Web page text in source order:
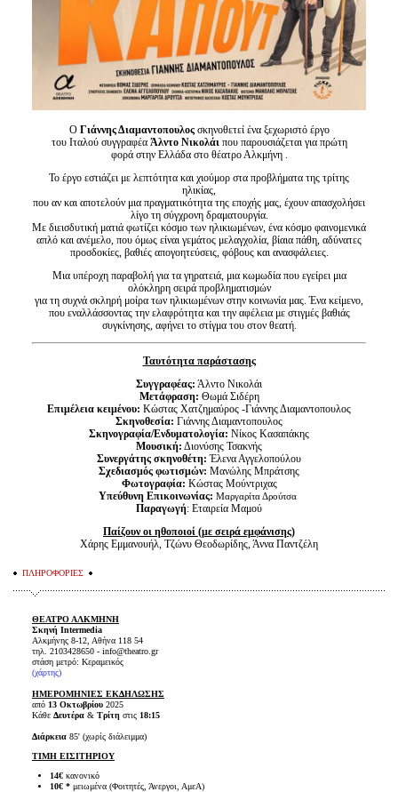
Ο Γιάννης Διαμαντοπουλοςσκηνοθετεί ένα ξεχωριστό έργο
του Ιταλού συγγραφέα Άλντο Νικολάι που παρουσιάζεται για πρώτη
φορά στην Ελλάδα στο θέατρο Αλκμήνη .
Το έργο εστιάζει με λεπτότητα και χιούμορ στα προβλήματα της τρίτης
ηλικίας,
που αν και αποτελούν μια πραγματικότητα της εποχής μας, έχουν απασχολήσει
λίγο τη σύγχρονη δραματουργία.
Mε διεισδυτική ματιά φωτίζει κόσμο των ηλικιωμένων, ένα κόσμο φαινομενικά
απλό και ανέμελο, που όμως είναι γεμάτος μελαγχολία, βίαια πάθη, αδύνατες
προσδοκίες, βαθιές απογοητεύσεις, φόβους και ανασφάλειες.
Μια υπέροχη παραβολή για τα γηρατειά, μια κωμωδία που εγείρει μια
ολόκληρη σειρά προβληματισμών
για τη συχνά σκληρή μοίρα των ηλικιωμένων στην κοινωνία μας. Ένα κείμενο,
που εναλλάσσοντας την ελαφρότητα και την αφέλεια με στιγμές βαθιάς
συγκίνησης, αφήνει το στίγμα του στον θεατή.
Ταυτότητα παράστασης
Συγγραφέας: Άλντο Νικολάι
Μετάφραση: Θωμά Σιδέρη
Επιμέλεια κειμένου: Κώστας Χατζημαύρος -Γιάννης Διαμαντοπουλος
Σκηνοθεσία: Γιάννης Διαμαντοπουλος
Σκηνογραφία/Ενδυματολογία: Νίκος Κασαπάκης
Μουσική: Διονύσης Τσακνής
Συνεργάτης σκηνοθέτη: Έλενα Αγγελοπούλου
Σχεδιασμός φωτισμών: Μανώλης Μπράτσης
Φωτογραφία: Κώστας Μούντριχας
Υπεύθυνη Επικοινωνίας: Μαργαρίτα Δρούτσα
Παραγωγή: Εταιρεία Μαμού
Παίζουνοι ηθοποιοί (με σειρά εμφάνισης)
Χάρης Εμμανουήλ, Τζώνυ Θεοδωρίδης, Άννα Παντζέλη
ΠΛΗΡΟΦΟΡΙΕΣ
ΘΕΑΤΡΟ ΑΛΚΜΗΝΗ
Σκηνή Intermedia
Αλκμήνης 8-12, Αθήνα 118 54
τηλ. 2103428650 - info@theatro.gr
στάση μετρό: Κεραμεικός
(χάρτης)
ΗΜΕΡΟΜΗΝΙΕΣ ΕΚΔΗΛΩΣΗΣ
από 13 Οκτωβρίου2025
Κάθε Δευτέρα& Τρίτη στις 18:15
Διάρκεια 85' (χωρίς διάλειμμα)
ΤΙΜΗ ΕΙΣΙΤΗΡΙΟΥ
14€κανονικό
10€ *μειωμένα (Φοιτητές, Άνεργοι, ΑμεΑ)